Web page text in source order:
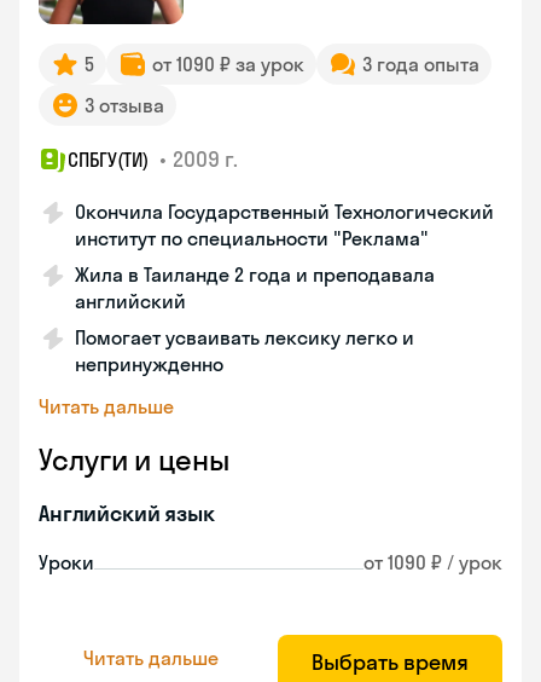
5 от 1090 ₽ за урок
3 года опыта
3 отзыва
СПБГУ(ТИ) • 2009 г.
Окончила Государственный Технологический
институт по специальности "Реклама"
Жила в Таиланде 2 года и преподавала
английский
Помогает усваивать лексику легко и
непринужденно
Читать дальше
Услуги и цены
Английский язык
Уроки от 1090 ₽ / урок
Читать дальше Выбрать время